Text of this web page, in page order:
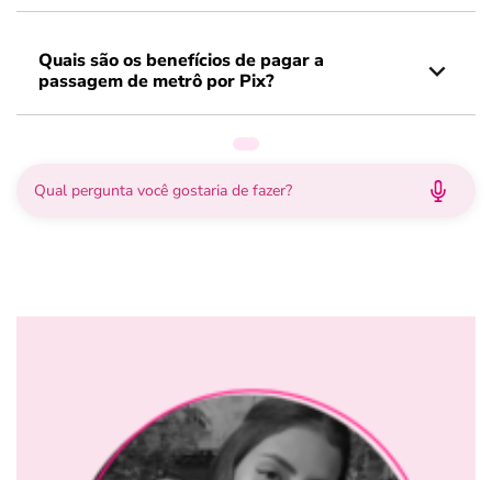
Quais são os benefícios de pagar a
passagem de metrô por Pix?